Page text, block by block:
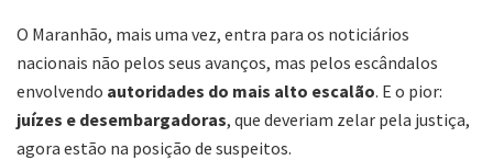
O Maranhão, mais uma vez, entra para os noticiários
nacionais não pelos seus avanços, mas pelos escândalos
envolvendo autoridades do mais alto escalão. E o pior:
juízes e desembargadoras, que deveriam zelar pela justiça,
agora estão na posição de suspeitos.